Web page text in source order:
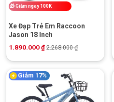
🎁Giảm ngay 100K
Xe Đạp Trẻ Em Raccoon
Jason 18 Inch
1.890.000₫ 2.268.000₫
Giảm 17%